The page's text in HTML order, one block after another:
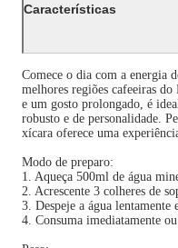
Características
Comece o dia com a energia
melhores regiões cafeeiras
e um gosto prolongado, é
robusto e de personalidade.
xícara oferece uma
Modo de preparo:
1. Aqueça 500ml de água
2. Acrescente 3 colheres de
3. Despeje a água
4. Consuma imediatamente